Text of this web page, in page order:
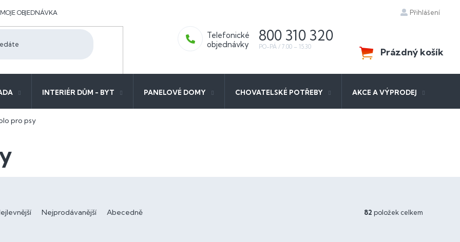
MOJE OBJEDNÁVKA Přihlášení
800 310 320
NÁKUPNÍ
KOŠÍK
Prázdný košík
INTERIÉR DŮM - BYT PANELOVÉ DOMY CHOVATELSKÉ POTŘEBY AKCE A VÝPRODEJ
pro psy
Nejprodávanější Abecedně 82 položek celkem